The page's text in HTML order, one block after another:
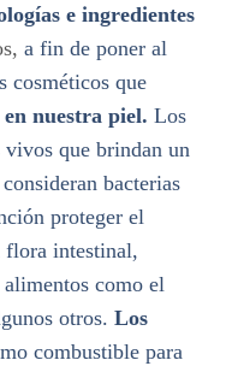
e ingredientes
a fin de poner al
cosméticos que
nuestra piel. Los
que brindan un
bacterias
proteger el
intestinal,
como el
otros. Los
combustible para